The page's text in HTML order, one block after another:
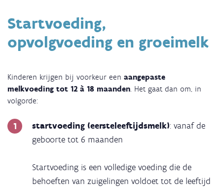
Startvoeding,
opvolgvoeding en groeimelk
Kinderen krijgen bij voorkeur een aangepaste
melkvoeding tot 12 à 18 maanden . Het gaat dan om, in
volgorde:
startvoeding (eersteleeftijdsmelk): vanaf de
geboorte tot 6 maanden
Startvoeding is een volledige voeding die de
behoeften van zuigelingen voldoet tot de leeftijd